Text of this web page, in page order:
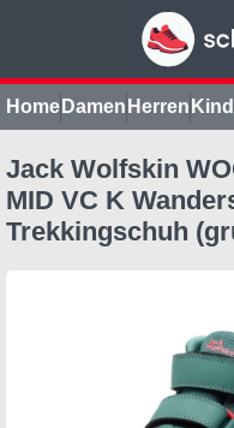
Home Damen Herren
Jack Wolfskin
MID VC K
Trekkingschuh